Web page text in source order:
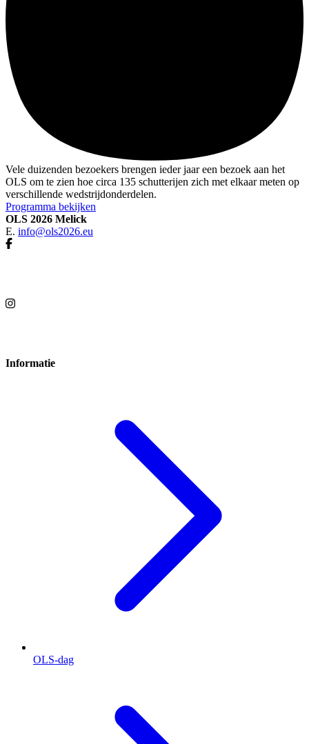
Vele duizenden bezoekers brengen ieder jaar een bezoek aan het
OLS om te zien hoe circa 135 schutterijen zich met elkaar meten op
verschillende wedstrijdonderdelen.
Programma bekijken
OLS 2026 Melick
E. info@ols2026.eu
Informatie
OLS-dag